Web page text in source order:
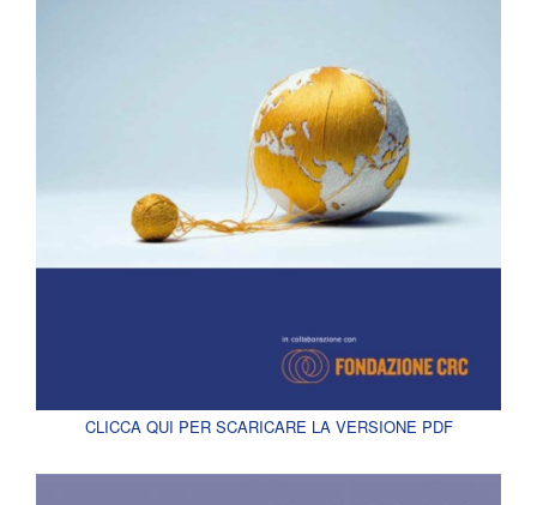
CLICCA QUI PER SCARICARE LA VERSIONE PDF